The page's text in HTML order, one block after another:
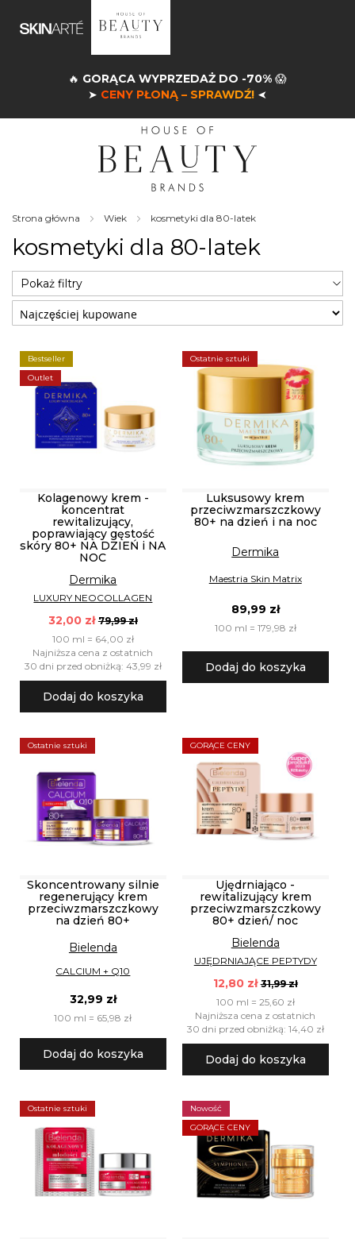
🔥 GORĄCA WYPRZEDAŻ DO -70% 😱
➤ CENY PŁONĄ – SPRAWDŹ! ➤
Strona główna Wiek kosmetyki dla 80-latek
kosmetyki dla 80-latek
Bestseller
Outlet
Kolagenowy krem -
koncentrat
rewitalizujący,
poprawiający gęstość
skóry 80+ NA DZIEŃ i NA
NOC
Dermika
LUXURY NEOCOLLAGEN
32,00 zł 79,99 zł
100 ml = 64,00 zł
Najniższa cena z ostatnich
30 dni przed obniżką: 43,99 zł
Dodaj do koszyka
Ostatnie sztuki
Luksusowy krem
przeciwzmarszczkowy
80+ na dzień i na noc
Dermika
Maestria Skin Matrix
89,99 zł
100 ml = 179,98 zł
Dodaj do koszyka
Ostatnie sztuki
Skoncentrowany silnie
regenerujący krem
przeciwzmarszczkowy
na dzień 80+
Bielenda
CALCIUM + Q10
32,99 zł
100 ml = 65,98 zł
Dodaj do koszyka
GORĄCE CENY
Ujędrniająco -
rewitalizujący krem
przeciwzmarszczkowy
80+ dzień/ noc
Bielenda
UJĘDRNIAJĄCE PEPTYDY
12,80 zł 31,99 zł
100 ml = 25,60 zł
Najniższa cena z ostatnich
30 dni przed obniżką: 14,40 zł
Dodaj do koszyka
Ostatnie sztuki
Nowość
GORĄCE CENY
Pokaż filtry